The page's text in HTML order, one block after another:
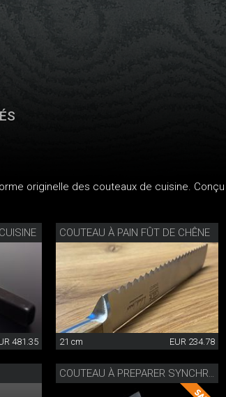
originelle des couteaux de cuisine. Conçu
481.35
COUTEAU À PAIN FÛT DE CHÊNE
21 cm EUR 234.78
COUTEAU À PREPARER SYNCHROS